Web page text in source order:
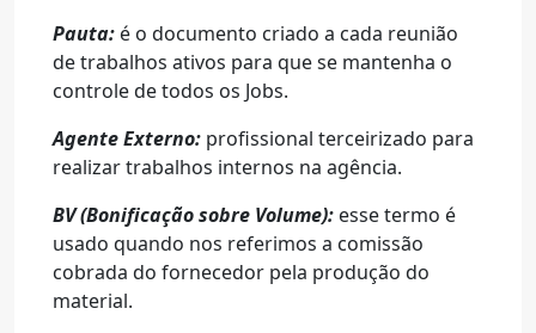
Pauta: é o documento criado a cada reunião
de trabalhos ativos para que se mantenha o
controle de todos os Jobs.
Agente Externo: profissional terceirizado para
realizar trabalhos internos na agência.
BV (Bonificação sobre Volume): esse termo é
usado quando nos referimos a comissão
cobrada do fornecedor pela produção do
material.